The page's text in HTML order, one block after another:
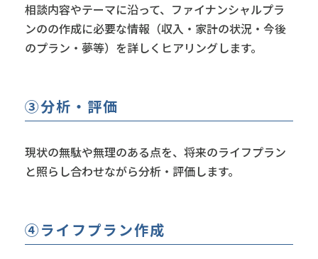
相談内容やテーマに沿って、ファイナンシャルプラ
ンのの作成に必要な情報（収入・家計の状況・今後
のプラン・夢等）を詳しくヒアリングします。
③分析・評価
現状の無駄や無理のある点を、将来のライフプラン
と照らし合わせながら分析・評価します。
④ライフプラン作成